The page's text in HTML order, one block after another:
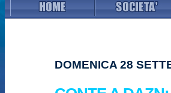
DOMENICA 28